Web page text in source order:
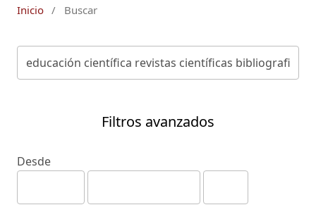
Inicio / Buscar
Filtros avanzados
Desde